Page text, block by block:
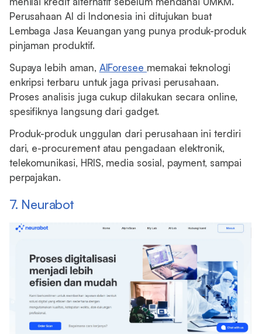
Perusahaan AI di Indonesia ini ditujukan buat
Lembaga Jasa Keuangan yang punya produk-produk
pinjaman produktif.
Supaya lebih aman, AIForesee memakai teknologi
enkripsi terbaru untuk jaga privasi perusahaan.
Proses analisis juga cukup dilakukan secara online,
spesifiknya langsung dari gadget.
Produk-produk unggulan dari perusahaan ini terdiri
dari, e-procurement atau pengadaan elektronik,
telekomunikasi, HRIS, media sosial, payment, sampai
perpajakan.
7. Neurabot